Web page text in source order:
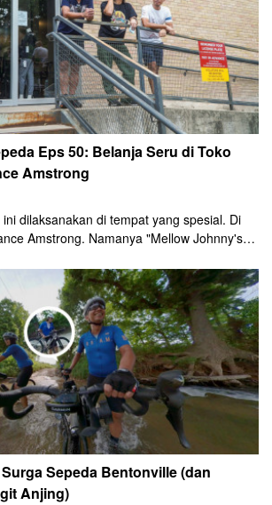
Eps 50: Belanja Seru di Toko
Amstrong
dilaksanakan di tempat yang spesial. Di
Amstrong. Namanya "Mellow Johnny's".
seru di toko itu.
Sepeda Bentonville (dan
Anjing)